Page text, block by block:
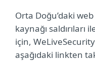
Orta Doğu’daki
kaynağı
için,
aşağıdaki linkten